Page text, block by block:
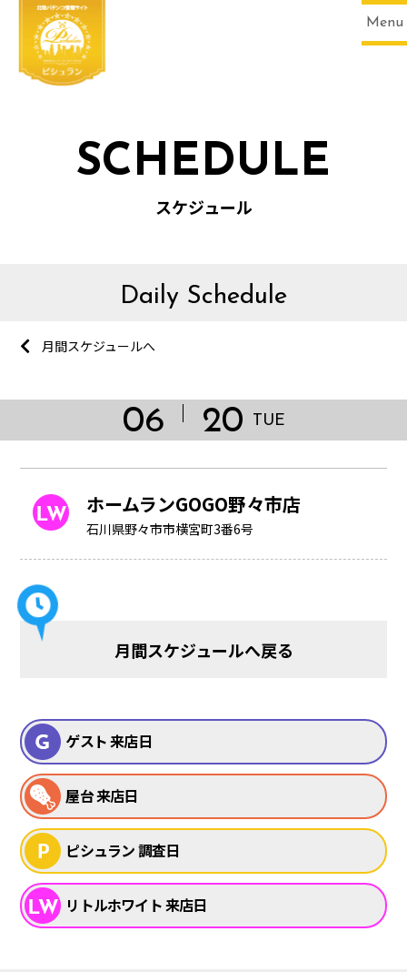
Menu
SCHEDULE
スケジュール
Daily Schedule
月間スケジュールへ
06 20 TUE
ホームランGOGO野々市店
石川県野々市市横宮町3番6号
月間スケジュールへ戻る
ゲスト 来店日
屋台 来店日
ピシュラン 調査日
リトルホワイト 来店日